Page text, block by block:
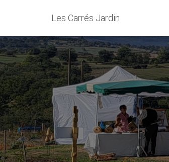
Les Carrés Jardin